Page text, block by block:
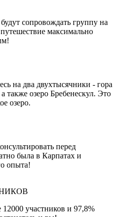
сопровождать группу на
максимально
на два двухтысячники - гора
также озеро Бребенескул. Это
озеро.
перед
была в Карпатах и
опыта!
участников и 97,8%